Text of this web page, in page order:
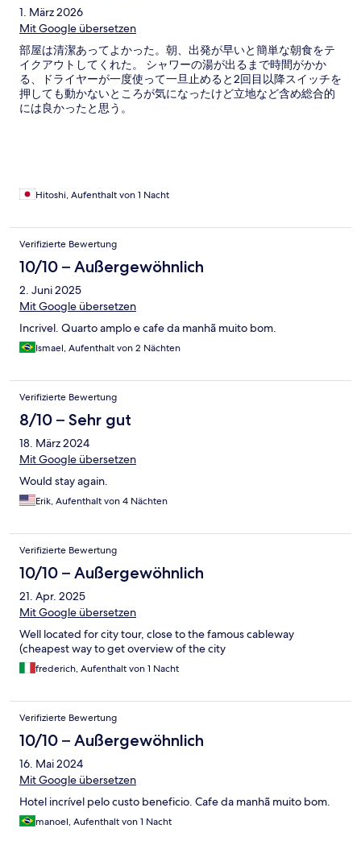
1. März 2026
Mit Google übersetzen
部屋は清潔あってよかった。朝、出発が早いと簡単な朝食をテ
イクアウトしてくれた。 シャワーの湯が出るまで時間がかか
る、ドライヤーが一度使って一旦止めると2回目以降スイッチを
押しても動かないところが気になったけど立地など含め総合的
には良かったと思う。
Hitoshi, Aufenthalt von 1 Nacht
Verifizierte Bewertung
10/10 – Außergewöhnlich
2. Juni 2025
Mit Google übersetzen
Incrivel. Quarto amplo e cafe da manhã muito bom.
Ismael, Aufenthalt von 2 Nächten
Verifizierte Bewertung
8/10 – Sehr gut
18. März 2024
Mit Google übersetzen
Would stay again.
Erik, Aufenthalt von 4 Nächten
Verifizierte Bewertung
10/10 – Außergewöhnlich
21. Apr. 2025
Mit Google übersetzen
Well located for city tour, close to the famous cableway
(cheapest way to get overview of the city
frederich, Aufenthalt von 1 Nacht
Verifizierte Bewertung
10/10 – Außergewöhnlich
16. Mai 2024
Mit Google übersetzen
Hotel incrível pelo custo beneficio. Cafe da manhã muito bom.
manoel, Aufenthalt von 1 Nacht